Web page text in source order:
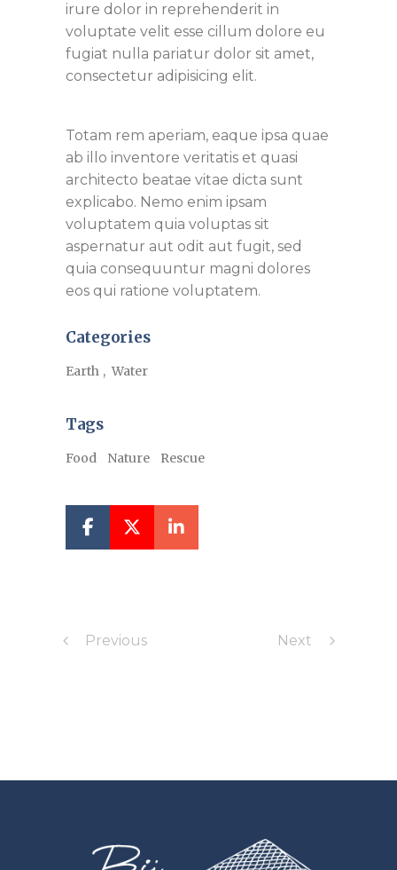
irure dolor in reprehenderit in
voluptate velit esse cillum dolore eu
fugiat nulla pariatur dolor sit amet,
consectetur adipisicing elit.
Totam rem aperiam, eaque ipsa quae
ab illo inventore veritatis et quasi
architecto beatae vitae dicta sunt
explicabo. Nemo enim ipsam
voluptatem quia voluptas sit
aspernatur aut odit aut fugit, sed
quia consequuntur magni dolores
eos qui ratione voluptatem.
Categories
Earth Water
Tags
Food Nature Rescue
Previous Next